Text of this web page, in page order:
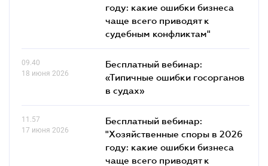
году: какие ошибки бизнеса
чаще всего приводят к
судебным конфликтам"
09.40
18 июня 2026
Бесплатный вебинар:
«Типичные ошибки госорганов
в судах»
11.57
17 июня 2026
Бесплатный вебинар:
"Хозяйственные споры в 2026
году: какие ошибки бизнеса
чаще всего приводят к